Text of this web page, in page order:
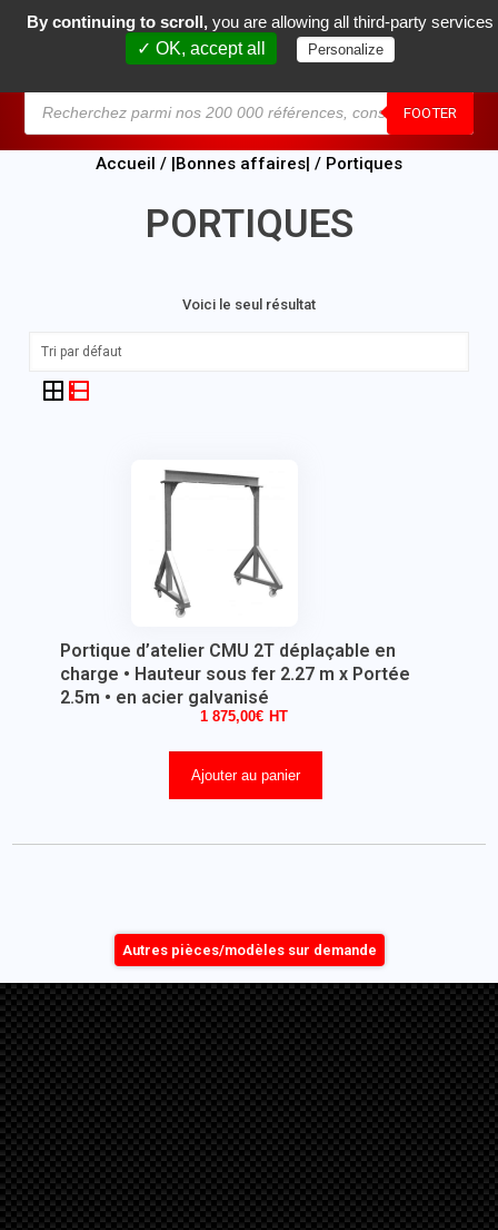
FOOTER
0
Accueil / |Bonnes affaires| / Portiques
PORTIQUES
Voici le seul résultat
Portique d’atelier CMU 2T déplaçable en
charge • Hauteur sous fer 2.27 m x Portée
2.5m • en acier galvanisé
1 875,00€
Ajouter au panier
Autres pièces/modèles sur demande
By continuing to scroll, you are allowing all third-party services
✓ OK, accept all
Personalize